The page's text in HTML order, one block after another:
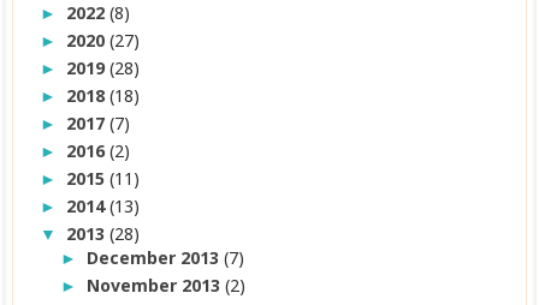
► 2022(8)
► 2020(27)
► 2019(28)
► 2018(18)
► 2017(7)
► 2016(2)
► 2015(11)
► 2014(13)
▼ 2013(28)
► December 2013(7)
► November 2013(2)